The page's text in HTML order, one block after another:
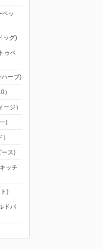
ベッ
ッグ)
ゥベ
ハーブ)
）
ジ）
)
ース)
ッチ
)
ドバ